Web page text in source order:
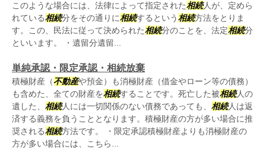
このような場合には、法律によって指定された相続人が、定めら
れている相続分をその通りに相続するという相続方法をとりま
す。この、民法に従って決められた相続分のことを、法定相続分
といいます。 ・遺留分遺留...
単純承認・限定承認・相続放棄
積極財産（不動産や預金）も消極財産（借金やローン等の債務）
も含めた、全ての財産を相続することです。死亡した被相続人の
遺した、 相続人には一切関係のない債務であっても、 相続人は返
済する義務を負うこととなります。積極財産の方が多い場合に推
奨される相続方法です。 ・限定承認積極財産よりも消極財産の
方が多い場合には、こちら...